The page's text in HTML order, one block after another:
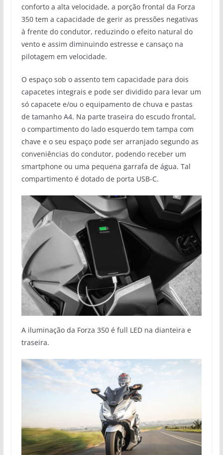
conforto a alta velocidade, a porção frontal da Forza
350 tem a capacidade de gerir as pressões negativas
à frente do condutor, reduzindo o efeito natural do
vento e assim diminuindo estresse e cansaço na
pilotagem em velocidade.
O espaço sob o assento tem capacidade para dois
capacetes integrais e pode ser dividido para levar um
só capacete e/ou o equipamento de chuva e pastas
de tamanho A4. Na parte traseira do escudo frontal,
o compartimento do lado esquerdo tem tampa com
chave e o seu espaço pode ser arranjado segundo as
conveniências do condutor, podendo receber um
smartphone ou uma pequena garrafa de água. Tal
compartimento é dotado de porta USB-C.
A iluminação da Forza 350 é full LED na dianteira e
traseira.